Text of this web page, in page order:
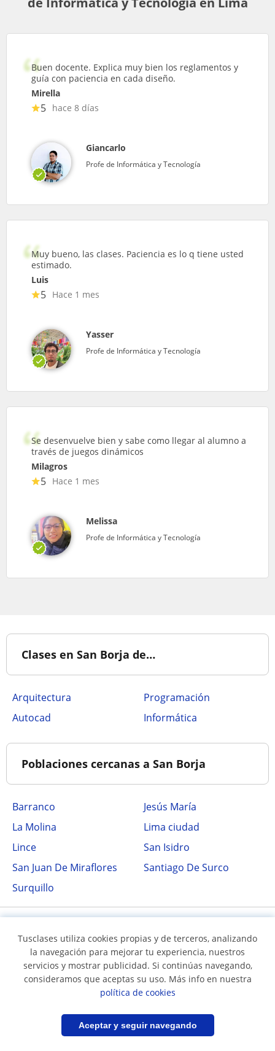
Guardar búsqueda
Buen docente. Explica muy bien los reglamentos y
guía con paciencia en cada diseño.
Mirella
5 hace 8 días
Giancarlo
Profe de Informática y Tecnología
Muy bueno, las clases. Paciencia es lo q tiene usted
estimado.
Luis
5 Hace 1 mes
Yasser
Profe de Informática y Tecnología
Se desenvuelve bien y sabe como llegar al alumno a
través de juegos dinámicos
Milagros
5 Hace 1 mes
Melissa
Profe de Informática y Tecnología
Clases en San Borja de…
Arquitectura
Programación
Autocad
Informática
Poblaciones cercanas a San Borja
Barranco
Jesús María
La Molina
Lima ciudad
Lince
San Isidro
San Juan De Miraflores
Santiago De Surco
Surquillo
Tusclases utiliza cookies propias y de terceros, analizando
la navegación para mejorar tu experiencia, nuestros
servicios y mostrar publicidad. Si continúas navegando,
consideramos que aceptas su uso. Más info en nuestra
política de cookies
Aceptar y seguir navegando